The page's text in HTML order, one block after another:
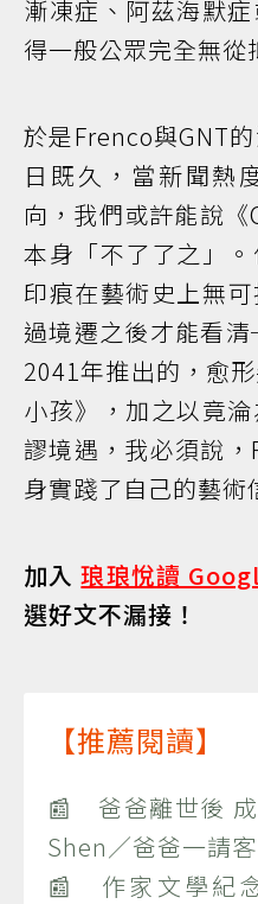
漸凍症、阿茲海默
得一般公眾完全無從
於是Frenco與GNT
日既久，當新聞熱
向，我們或許能說
本身「不了了之」
印痕在藝術史上無
過境遷之後才能看
2041年推出的，愈
小孩》，加之以竟
謬境遇，我必須說
身實踐了自己的藝術
加入琅琅悅讀
選好文不漏接！
【推薦閱讀】
📰 爸爸離世後
Shen／爸爸一請
📰 作家文學紀